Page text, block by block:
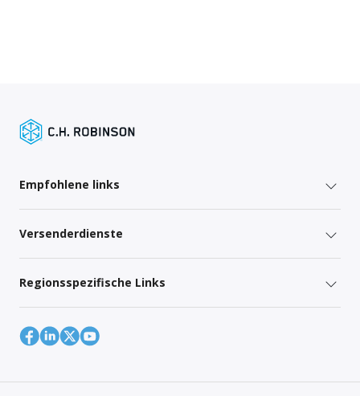
Empfohlene links
Versenderdienste
Regionsspezifische Links